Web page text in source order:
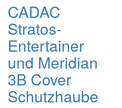
CADAC
Stratos-
Entertainer
und Meridian
3B Cover
Schutzhaube